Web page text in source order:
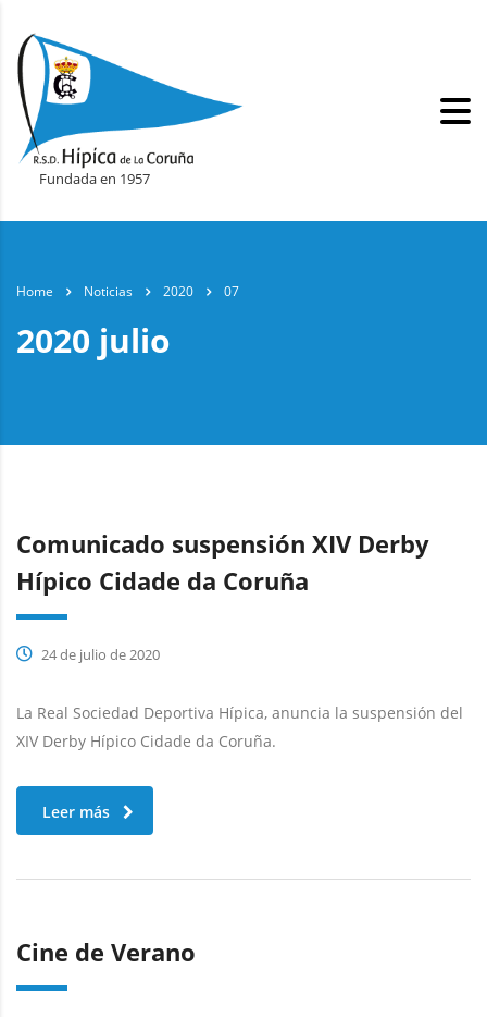
Fundada en 1957
Home Noticias 2020 07
2020 julio
Comunicado suspensión XIV Derby
Hípico Cidade da Coruña
24 de julio de 2020
La Real Sociedad Deportiva Hípica, anuncia la suspensión del
XIV Derby Hípico Cidade da Coruña.
Leer más
Cine de Verano